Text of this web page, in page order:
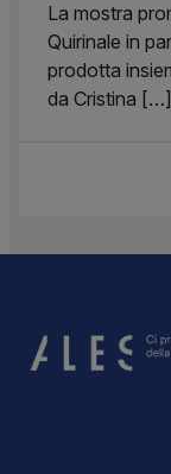
La mostra
Quirinale in
prodotta
da Cristina […]